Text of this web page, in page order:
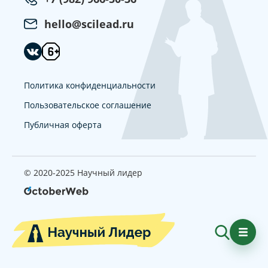
hello@scilead.ru
Политика конфиденциальности
Пользовательское соглашение
Публичная оферта
© 2020-2025 Научный лидер